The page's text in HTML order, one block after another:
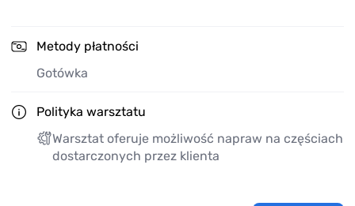
Metody płatności
Gotówka
Polityka warsztatu
Warsztat oferuje możliwość napraw na częściach
dostarczonych przez klienta